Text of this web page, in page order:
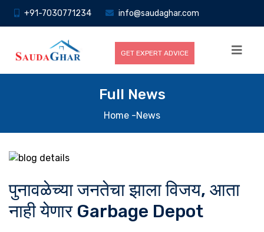
+91-7030771234 info@saudaghar.com
GET EXPERT ADVICE
Full News
Home -News
पुनावळेच्या जनतेचा झाला विजय, आता
नाही येणार Garbage Depot